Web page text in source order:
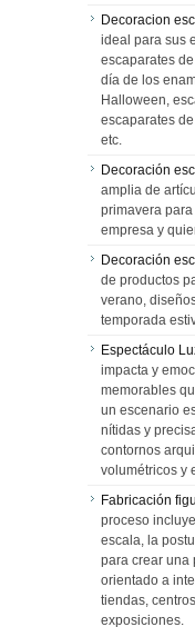
Decoracion
ideal para sus
escaparates
día de los
Halloween,
escaparates
etc.
Decoración
amplia de
primavera
empresa y
Decoración
de productos
verano,
temporada
Espectáculo
impacta y
memorables
un escenario
nítidas y
contornos
volumétricos y
Fabricación
proceso
escala, la
para crear una
orientado a
tiendas,
exposiciones.